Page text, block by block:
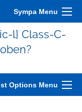
Sympa Menu
l] Class-C-
Options Menu